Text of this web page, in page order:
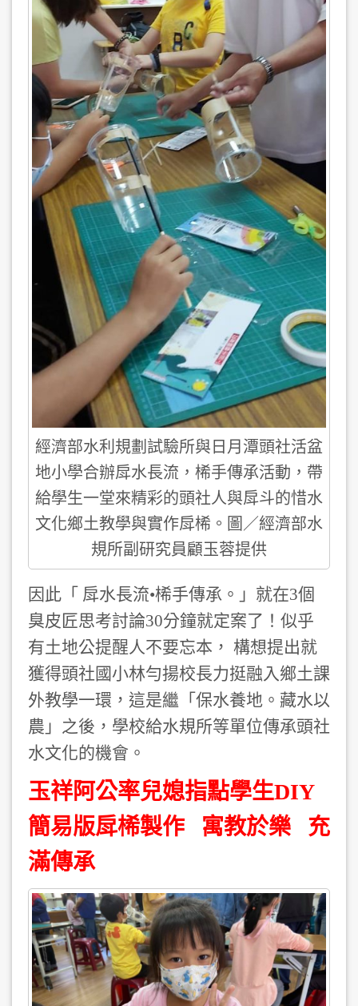
經濟部水利規劃試驗所與日月潭頭社活盆
地小學合辦戽水長流，桸手傳承活動，帶
給學生一堂來精彩的頭社人與戽斗的惜水
文化鄉土教學與實作戽桸。圖／經濟部水
規所副研究員顧玉蓉提供
因此「 戽水長流•桸手傳承。」就在3個
臭皮匠思考討論30分鐘就定案了！似乎
有土地公提醒人不要忘本， 構想提出就
獲得頭社國小林勻揚校長力挺融入鄉土課
外教學一環，這是繼「保水養地。藏水以
農」之後，學校給水規所等單位傳承頭社
水文化的機會。
玉祥阿公率兒媳指點學生DIY
簡易版戽桸製作 寓教於樂 充
滿傳承